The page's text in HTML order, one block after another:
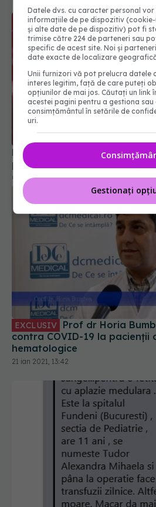
Boala Christmas: simptome și
provoca sângerări
02 aug 2024, 15:24
EXCLUSIV
contra COVID-19 la pacienții
hematologice
21 ian 2021, 13:42
Datele dvs. cu caracter personal
informațiile de pe dispozitiv
și alte date de pe dispozitiv) pot fi
trimise către 224 de parteneri sau
specific de acest site. Noi și
date exacte de localizare
Unii furnizori vă pot prelucra datele
interes legitim, față de care puteți
opțiunilor de mai jos. Căutați un link
acestei pagini pentru a gestiona
consimțământul în setările de
uri.
Gestionați